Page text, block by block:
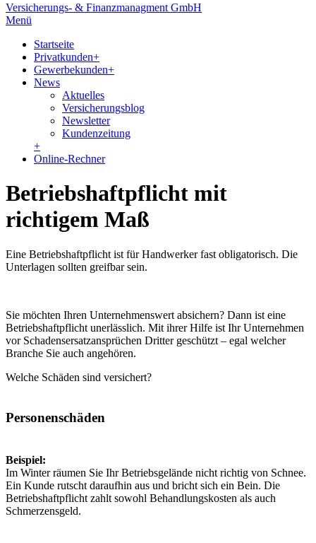
Versicherungs- & Finanzmanagment GmbH
Menü
Startseite
Privatkunden+
Gewerbekunden+
News
Aktuelles
Versicherungsblog
Newsletter
Kundenzeitung
+
Online-Rechner
Betriebshaftpflicht mit
richtigem Maß
Eine Betriebshaftpflicht ist für Handwerker fast obligatorisch. Die
Unterlagen sollten greifbar sein.
Sie möchten Ihren Unternehmenswert absichern? Dann ist eine
Betriebshaftpflicht unerlässlich. Mit ihrer Hilfe ist Ihr Unternehmen
vor Schadensersatzansprüchen Dritter geschützt – egal welcher
Branche Sie auch angehören.
Welche Schäden sind versichert?
Personenschäden
Beispiel:
Im Winter räumen Sie Ihr Betriebsgelände nicht richtig von Schnee.
Ein Kunde rutscht daraufhin aus und bricht sich ein Bein. Die
Betriebshaftpflicht zahlt sowohl Behandlungskosten als auch
Schmerzensgeld.